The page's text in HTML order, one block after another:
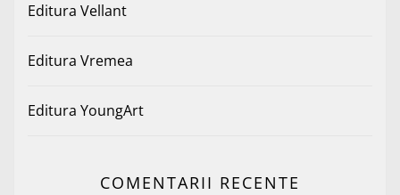
Editura Vellant
Editura Vremea
Editura YoungArt
COMENTARII RECENTE